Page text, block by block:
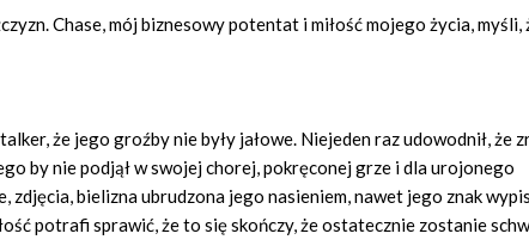
Chase, mój biznesowy potentat i miłość mojego życia, myśli,
że jego groźby nie były jałowe. Niejeden raz udowodnił, że
by nie podjął w swojej chorej, pokręconej grze i dla urojonego
bielizna ubrudzona jego nasieniem, nawet jego znak
potrafi sprawić, że to się skończy, że ostatecznie zostanie